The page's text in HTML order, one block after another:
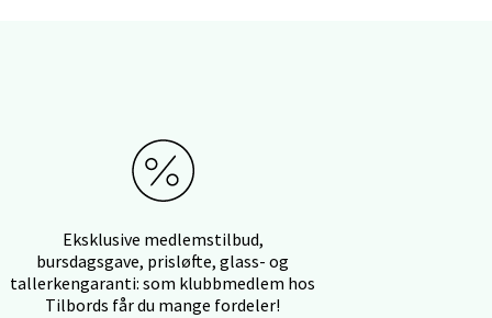
Eksklusive medlemstilbud,
bursdagsgave, prisløfte, glass- og
tallerkengaranti: som klubbmedlem hos
Tilbords får du mange fordeler!